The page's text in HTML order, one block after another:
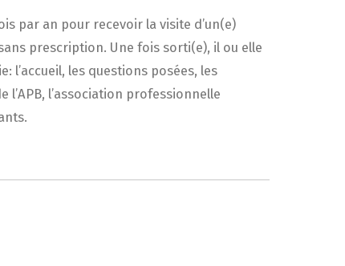
par an pour recevoir la visite d’un(e)
prescription. Une fois sorti(e), il ou elle
l’accueil, les questions posées, les
l’association professionnelle